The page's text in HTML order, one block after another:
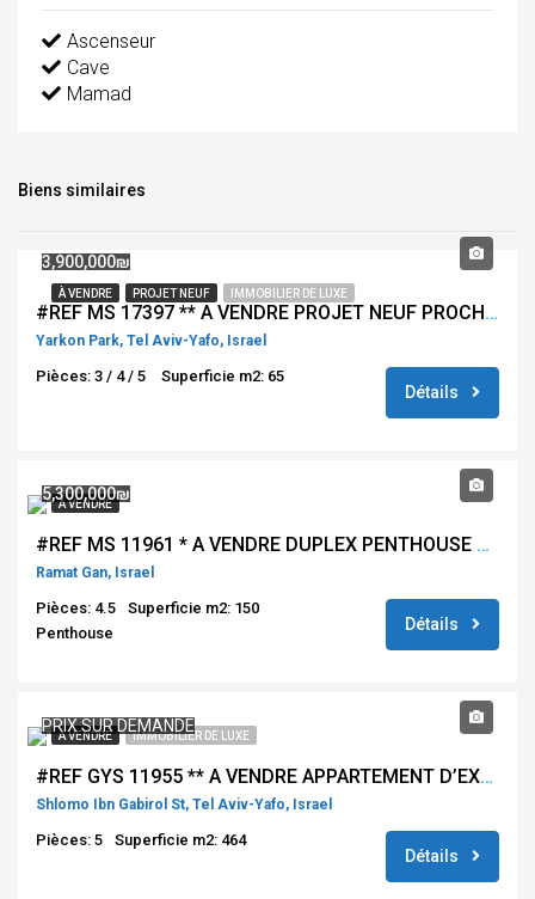
Ascenseur
Cave
Mamad
Biens similaires
À VENDRE PROJET NEUF IMMOBILIER DE LUXE
3,900,000₪
#REF MS 17397 ** A VENDRE PROJET NEUF PROCHE DU PARK HAYARKON AU NORD DE TEL AVIV **
Yarkon Park, Tel Aviv-Yafo, Israel
Pièces: 3 / 4 / 5 Superficie m2: 65
Détails
À VENDRE
5,300,000₪
#REF MS 11961 * A VENDRE DUPLEX PENTHOUSE 4.5 PIÈCES QUARTIER GANE ARMONIM – RAMAT GAN *
Ramat Gan, Israel
Pièces: 4.5
Superficie m2: 150
Penthouse
Détails
À VENDRE IMMOBILIER DE LUXE
PRIX SUR DEMANDE
#REF GYS 11955 ** A VENDRE APPARTEMENT D’EXCEPTION -G TOWER – IBN GVIROL – TEL AVIV **
Shlomo Ibn Gabirol St, Tel Aviv-Yafo, Israel
Pièces: 5 Superficie m2: 464
Détails